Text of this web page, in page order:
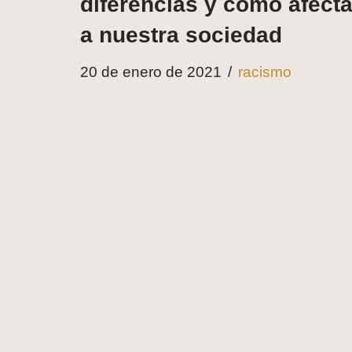
a nuestra sociedad
20 de enero de 2021 racismo